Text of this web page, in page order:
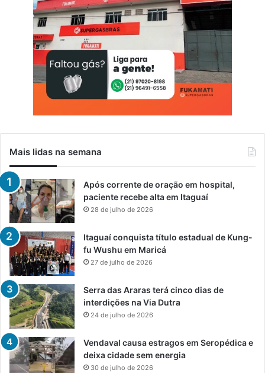
Mais lidas na semana
Após corrente de oração em hospital,
paciente recebe alta em Itaguaí
28 de julho de 2026
Itaguaí conquista título estadual de Kung-
fu Wushu em Maricá
27 de julho de 2026
Serra das Araras terá cinco dias de
interdições na Via Dutra
24 de julho de 2026
Vendaval causa estragos em Seropédica e
deixa cidade sem energia
30 de julho de 2026